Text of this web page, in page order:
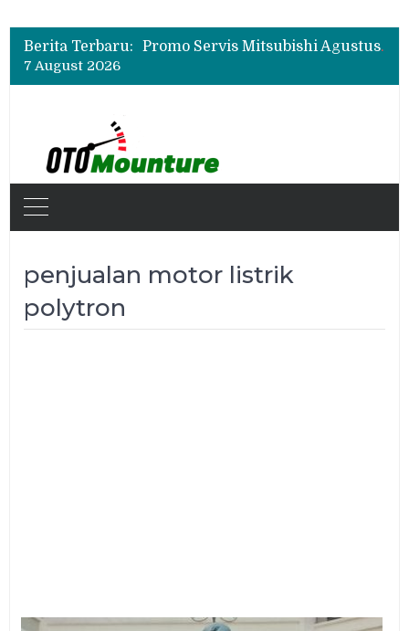
Berita Terbaru:
Bukan Cuma Layar 14,6 Inci, Ini Fitur Pintar Changan Nevo Q05 yang Dibanderol Rp309 Juta
Promo Servis Mitsubishi Agustus 2026, Ada Diskon ESP dan Bodi & Cat Kilau Merdeka
Bukan Cuma Layar 14,6 Inci, Ini Fitur Pintar Changan Nevo Q05 yang Dibanderol Rp309 Juta
7 August 2026
penjualan motor listrik
polytron